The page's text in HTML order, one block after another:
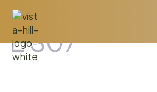
E S07